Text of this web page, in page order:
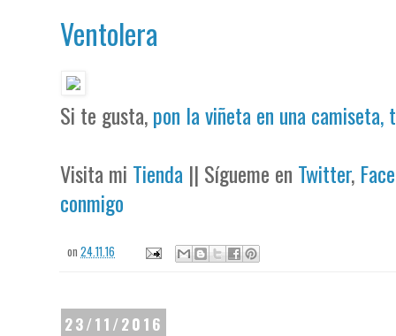
Ventolera
Si te gusta,pon la viñeta en una camiseta,
Visita mi Tienda || Sígueme en Twitter,
conmigo
on24.11.16
23/11/2016